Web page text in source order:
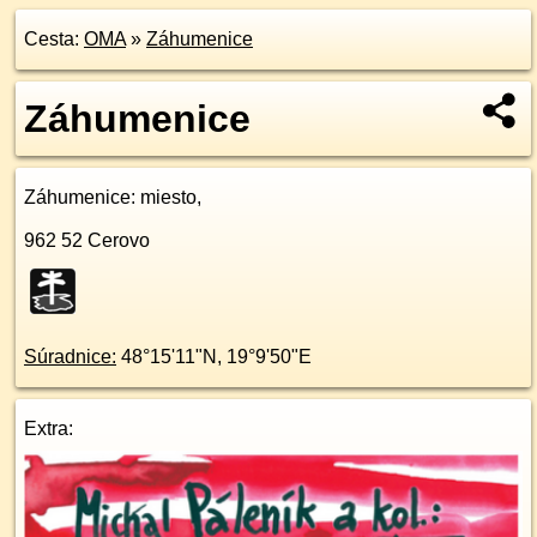
Cesta: OMA» Záhumenice
Záhumenice
Záhumenice: miesto,
962 52 Cerovo
Súradnice: 48°15'11"N , 19°9'50"E
Extra: